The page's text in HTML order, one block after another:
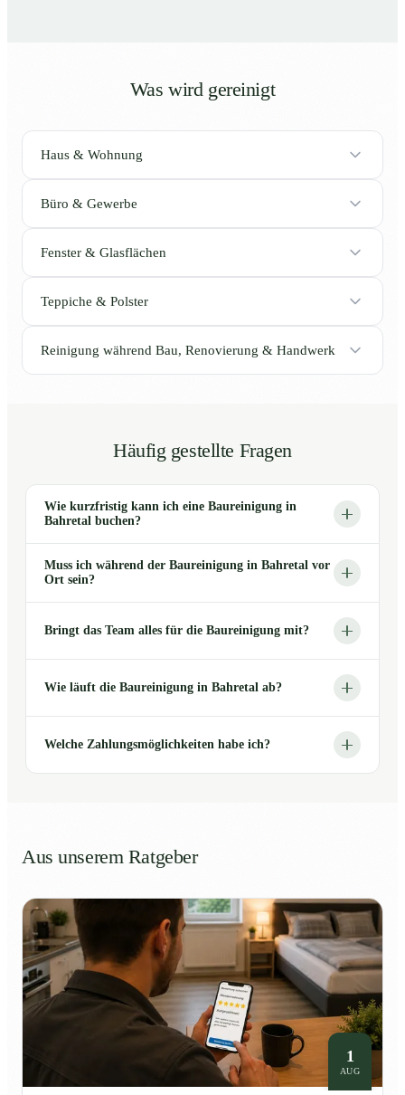
Was wird gereinigt
Haus & Wohnung
Büro & Gewerbe
Fenster & Glasflächen
Teppiche & Polster
Reinigung während Bau, Renovierung & Handwerk
Häufig gestellte Fragen
Wie kurzfristig kann ich eine Baureinigung in
Bahretal buchen?
Muss ich während der Baureinigung in Bahretal vor
Ort sein?
Bringt das Team alles für die Baureinigung mit?
Wie läuft die Baureinigung in Bahretal ab?
Welche Zahlungsmöglichkeiten habe ich?
Aus unserem Ratgeber
1
AUG